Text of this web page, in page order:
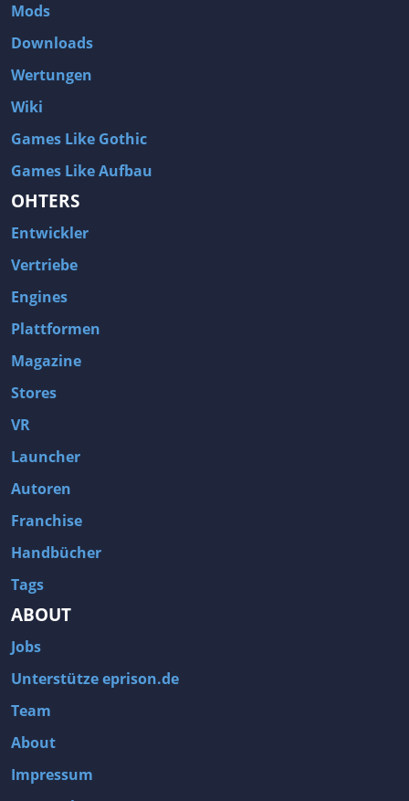
Mods
Downloads
Wertungen
Wiki
Games Like Gothic
Games Like Aufbau
OHTERS
Entwickler
Vertriebe
Engines
Plattformen
Magazine
Stores
VR
Launcher
Autoren
Franchise
Handbücher
Tags
ABOUT
Jobs
Unterstütze eprison.de
Team
About
Impressum